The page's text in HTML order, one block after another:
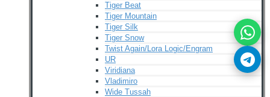
Tiger Beat
Tiger Mountain
Tiger Silk
Tiger Snow
Twist Again/Lora Logic/Engram
UR
Viridiana
Vladimiro
Wide Tussah